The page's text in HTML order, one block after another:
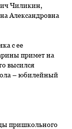
Чиликин,
Александровна
с ее
примет на
высился
– юбилейный
пришкольного